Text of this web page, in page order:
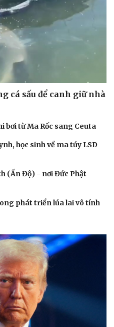
cá sấu để canh giữ nhà
bơi từ Ma Rốc sang Ceuta
học sinh về ma túy LSD
(Ấn Độ) - nơi Đức Phật
phát triển lúa lai vô tính